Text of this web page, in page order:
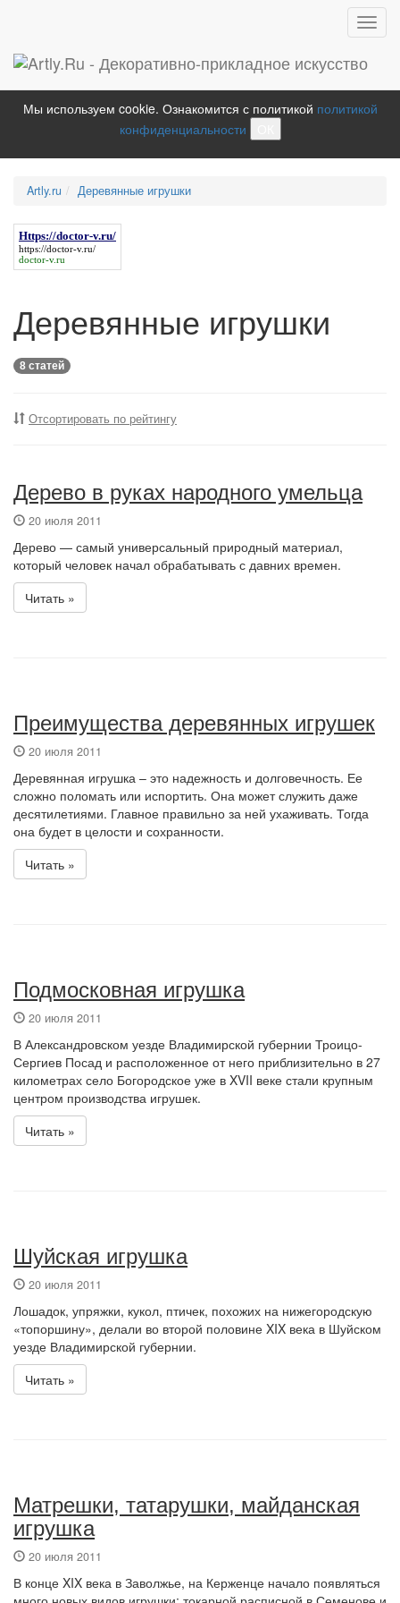
Мы используем cookie. Ознакомится с политикой политикой
конфиденциальности
Artly.ru Деревянные игрушки
Https://doctor-v.ru/
https://doctor-v.ru/
doctor-v.ru
Деревянные игрушки
8 статей
Отсортировать по рейтингу
Дерево в руках народного умельца
20 июля 2011
Дерево — самый универсальный природный материал,
который человек начал обрабатывать с давних времен.
Читать »
Преимущества деревянных игрушек
20 июля 2011
Деревянная игрушка – это надежность и долговечность. Ее
сложно поломать или испортить. Она может служить даже
десятилетиями. Главное правильно за ней ухаживать. Тогда
она будет в целости и сохранности.
Читать »
Подмосковная игрушка
20 июля 2011
В Александровском уезде Владимирской губернии Троицо-
Сергиев Посад и расположенное от него приблизительно в 27
километрах село Богородское уже в XVII веке стали крупным
центром производства игрушек.
Читать »
Шуйская игрушка
20 июля 2011
Лошадок, упряжки, кукол, птичек, похожих на нижегородскую
«топоршину», делали во второй половине XIX века в Шуйском
уезде Владимирской губернии.
Читать »
Матрешки, татарушки, майданская
игрушка
20 июля 2011
В конце XIX века в Заволжье, на Керженце начало появляться